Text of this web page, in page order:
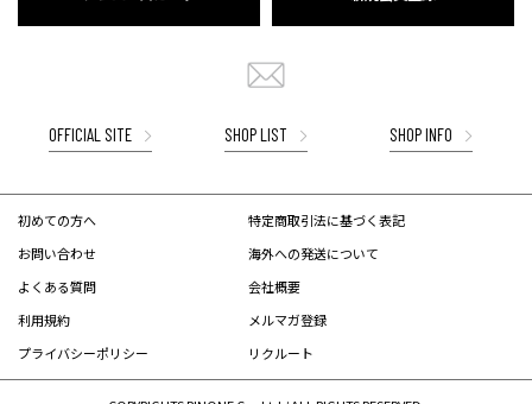
OFFICIAL SITE SHOP LIST SHOP INFO
初めての方へ
お問い合わせ
よくある質問
利用規約
プライバシーポリシー
特定商取引法に基づく表記
海外への発送について
会社概要
メルマガ登録
リクルート